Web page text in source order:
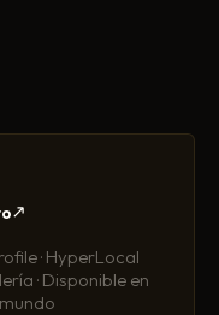
· HyperLocal
· Disponible en